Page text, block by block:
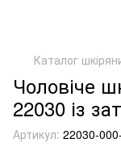
Каталог
Чоловіче
22030 із
Артикул: 22030-